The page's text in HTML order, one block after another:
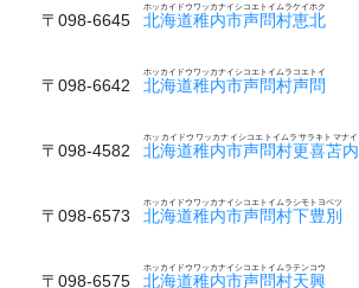
〒098-6645 北海道稚内市声問村恵北
ホッカイドウワッカナイシコエトイムラケイホク
〒098-6642 北海道稚内市声問村声問
ホッカイドウワッカナイシコエトイムラコエトイ
〒098-4582 北海道稚内市声問村更喜苫内
ホッカイドウワッカナイシコエトイムラサラキトマナイ
〒098-6573 北海道稚内市声問村下豊別
ホッカイドウワッカナイシコエトイムラシモトヨベツ
〒098-6575 北海道稚内市声問村天興
ホッカイドウワッカナイシコエトイムラテンコウ